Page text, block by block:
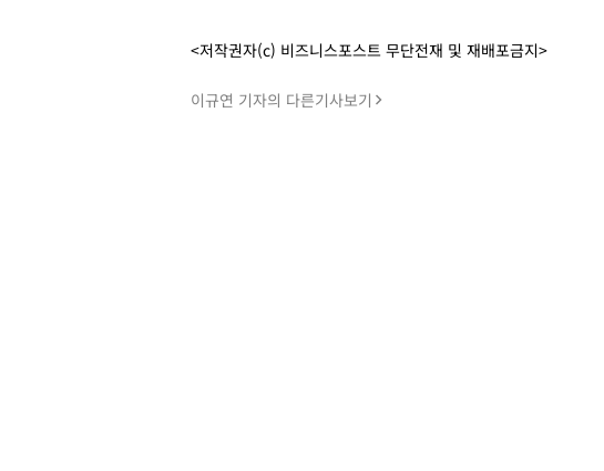
<저작권자(c) 비즈니스포스트 무단전재 및 재배포금지>
이규연 기자의 다른기사보기